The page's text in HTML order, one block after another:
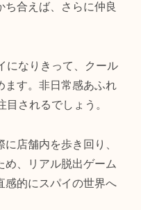
ち合えば、さらに仲良
になりきって、クール
ます。非日常感あふれ
されるでしょう。
に店舗内を歩き回り、
め、リアル脱出ゲーム
感的にスパイの世界へ